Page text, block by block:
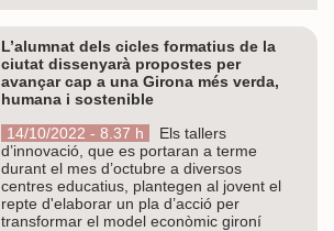
L’alumnat dels cicles formatius de la
ciutat dissenyarà propostes per
avançar cap a una Girona més verda,
humana i sostenible
14/10/2022 - 8.37 h
Els tallers
d’innovació, que es portaran a terme
durant el mes d’octubre a diversos
centres educatius, plantegen al jovent el
repte d'elaborar un pla d’acció per
transformar el model econòmic gironí